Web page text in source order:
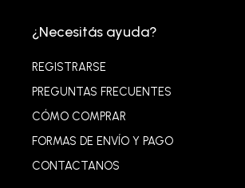
¿Necesitás ayuda?
REGISTRARSE
PREGUNTAS FRECUENTES
CÓMO COMPRAR
FORMAS DE ENVÍO Y PAGO
CONTACTANOS